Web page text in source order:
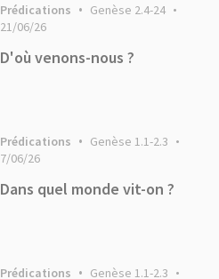
Prédications
Genèse 2.4-24
21/06/26
D'où venons-nous ?
Prédications
Genèse 1.1-2.3
7/06/26
Dans quel monde vit-on ?
Prédications
Genèse 1.1-2.3